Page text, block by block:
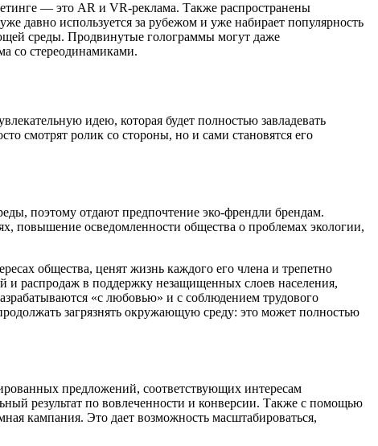
— это AR и VR-реклама. Также распространены
давно используется за рубежом и уже набирает популярность
среды. Продвинутые голограммы могут даже
со стереодинамиками.
идею, которая будет полностью завладевать
смотрят ролик со стороны, но и сами становятся его
поэтому отдают предпочтение эко-френдли брендам.
повышение осведомленности общества о проблемах экологии,
общества, ценят жизнь каждого его члена и трепетно
и распродаж в поддержку незащищенных слоев населения,
«с любовью» и с соблюдением трудового
загрязнять окружающую среду: это может полностью
предложений, соответствующих интересам
результат по вовлеченности и конверсии. Также с помощью
кампания. Это дает возможность масштабироваться,